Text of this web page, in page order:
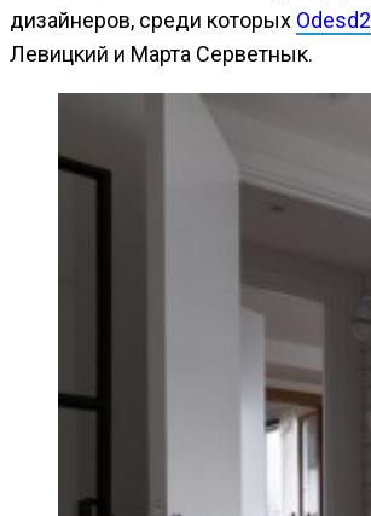
дизайнеров, среди которых Odesd2
Левицкий и Марта Серветнык.